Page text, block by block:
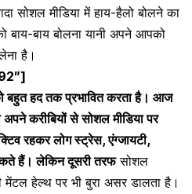
सोशल मीडिया में हाय-हैलो बोलने का
बाय बोलना यानी अपने आपको
है।
बहुत हद तक प्रभावित करता है। आज
करीबियों से सोशल मीडिया पर
रहकर लोग स्ट्रेस, एंग्जायटी,
हैं। लेकिन दूसरी तरफसोशल
मेंटल हेल्थ पर भी बुरा असर डालता है।